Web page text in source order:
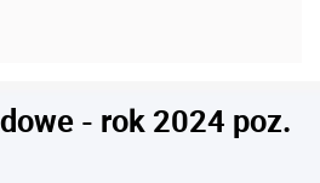
- rok 2024 poz.